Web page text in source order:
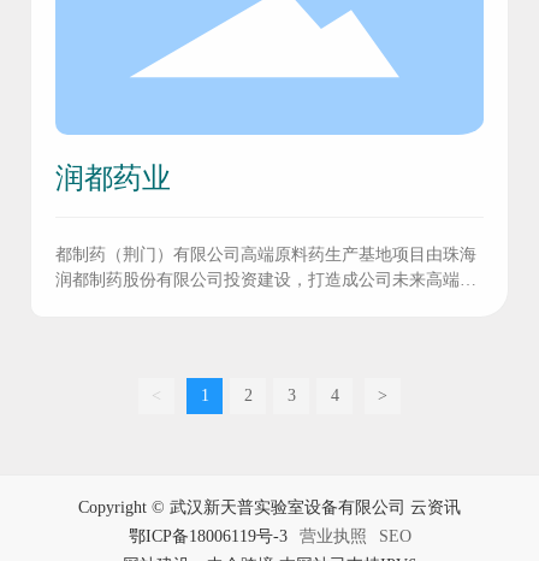
润都药业
都制药（荆门）有限公司高端原料药生产基地项目由珠海
润都制药股份有限公司投资建设，打造成公司未来高端原
< 1 2 3 4 >
Copyright © 武汉新天普实验室设备有限公司 云资讯
鄂ICP备18006119号-3
营业执照
SEO